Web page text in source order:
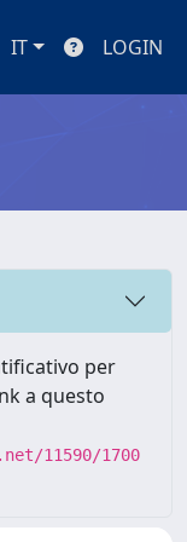
IT LOGIN
per
a questo
11590/1700